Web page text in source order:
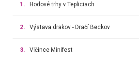
1. Hodové trhy v Tepliciach
2. Výstava drakov - Dračí Beckov
3. Vlčince Minifest